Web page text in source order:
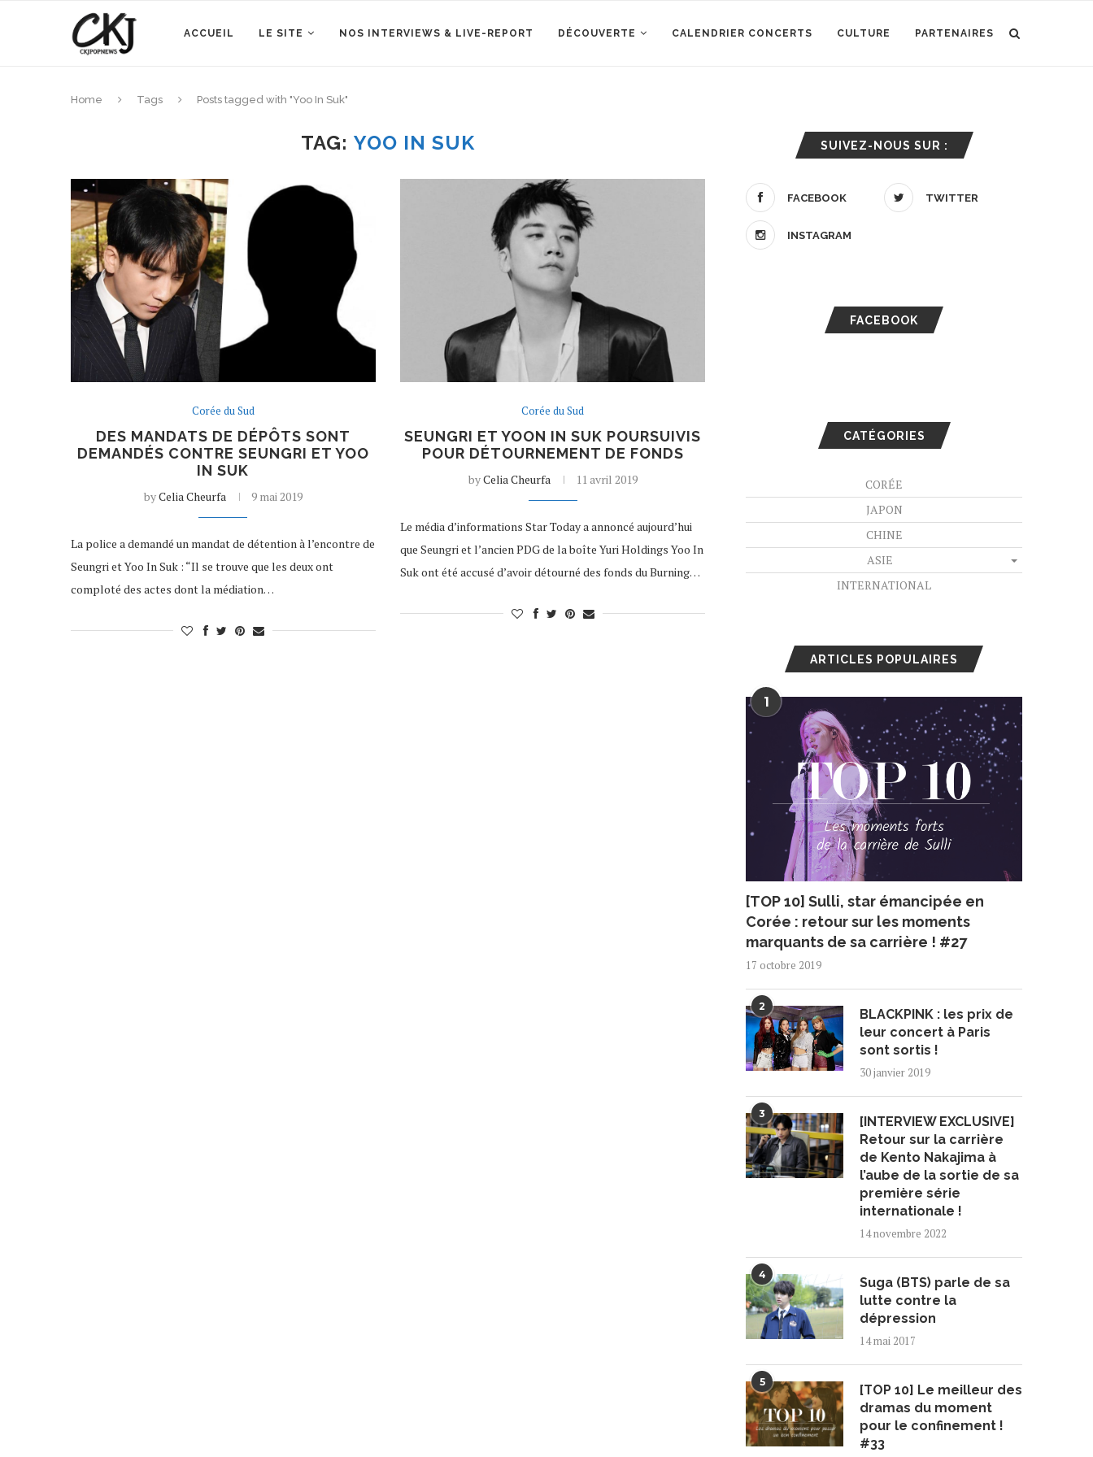
ACCUEIL LE SITE NOS INTERVIEWS & LIVE-REPORT DÉCOUVERTE CALENDRIER CONCERTS CULTURE PARTENAIRES
Home Tags Posts tagged with "Yoo In Suk"
TAG: YOO IN SUK
Corée du Sud
DES MANDATS DE DÉPÔTS SONT
DEMANDÉS CONTRE SEUNGRI ET YOO
IN SUK
byCelia Cheurfa 9 mai 2019
La police a demandé un mandat de détention à l’encontre de
Seungri et Yoo In Suk : “Il se trouve que les deux ont
comploté des actes dont la médiation…
Corée du Sud
SEUNGRI ET YOON IN SUK POURSUIVIS
POUR DÉTOURNEMENT DE FONDS
byCelia Cheurfa 11 avril 2019
Le média d’informations Star Today a annoncé aujourd’hui
que Seungri et l’ancien PDG de la boîte Yuri Holdings Yoo In
Suk ont été accusé d’avoir détourné des fonds du Burning…
SUIVEZ-NOUS SUR :
FACEBOOK TWITTER
INSTAGRAM
FACEBOOK
CATÉGORIES
CORÉE
JAPON
CHINE
ASIE
INTERNATIONAL
ARTICLES POPULAIRES
1
[TOP 10] Sulli, star émancipée en
Corée : retour sur les moments
marquants de sa carrière ! #27
17 octobre 2019
2
BLACKPINK : les prix de
leur concert à Paris
sont sortis !
30 janvier 2019
3
[INTERVIEW EXCLUSIVE]
Retour sur la carrière
de Kento Nakajima à
l’aube de la sortie de sa
première série
internationale !
14 novembre 2022
4
Suga (BTS) parle de sa
lutte contre la
dépression
14 mai 2017
5
[TOP 10] Le meilleur des
dramas du moment
pour le confinement !
#33